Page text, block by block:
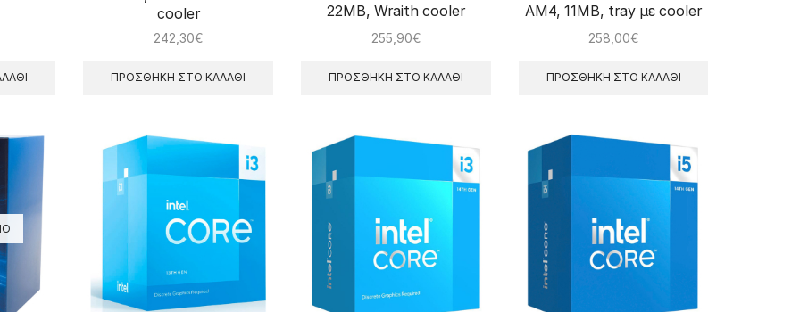
cooler
242,30€
ΠΡΟΣΘΉΚΗ ΣΤΟ ΚΑΛΆΘΙ
22MB, Wraith cooler
255,90€
ΠΡΟΣΘΉΚΗ ΣΤΟ ΚΑΛΆΘΙ
AM4, 11MB, tray με cooler
258,00€
ΠΡΟΣΘΉΚΗ ΣΤΟ ΚΑΛΆΘΙ